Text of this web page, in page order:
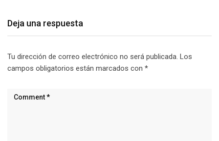
Deja una respuesta
Tu dirección de correo electrónico no será publicada. Los
campos obligatorios están marcados con *